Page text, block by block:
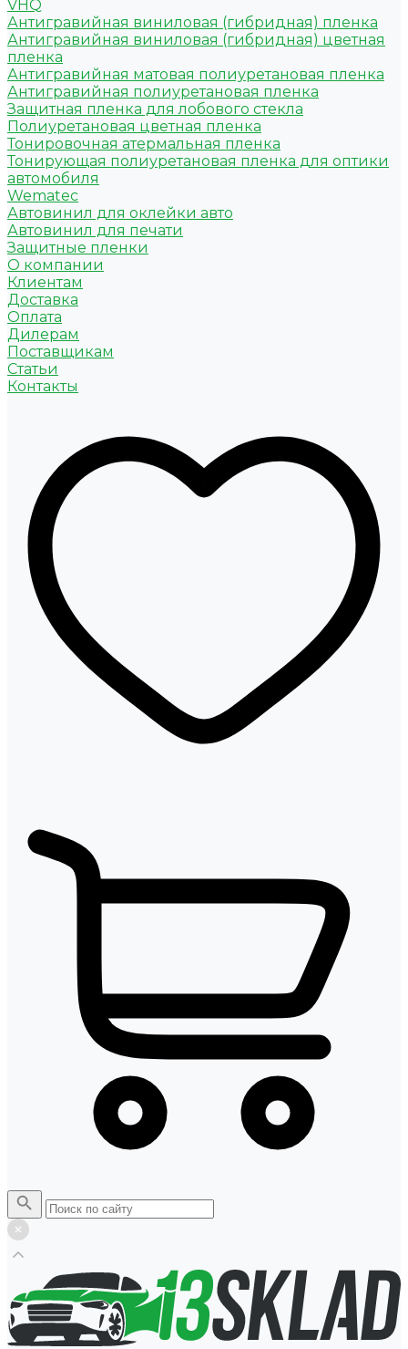
VHQ
Антигравийная виниловая (гибридная) пленка
Антигравийная виниловая (гибридная) цветная
пленка
Антигравийная матовая полиуретановая пленка
Антигравийная полиуретановая пленка
Защитная пленка для лобового стекла
Полиуретановая цветная пленка
Тонировочная атермальная пленка
Тонирующая полиуретановая пленка для оптики
автомобиля
Wematec
Автовинил для оклейки авто
Автовинил для печати
Защитные пленки
О компании
Клиентам
Доставка
Оплата
Дилерам
Поставщикам
Статьи
Контакты